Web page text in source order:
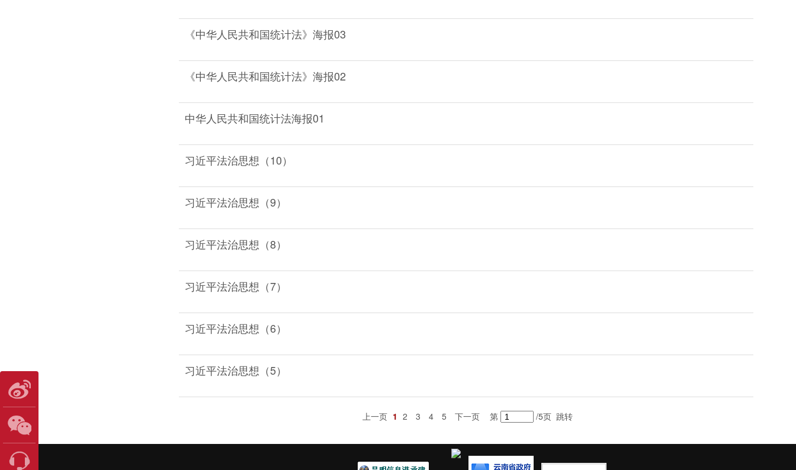
《中华人民共和国统计法》海报03
《中华人民共和国统计法》海报02
中华人民共和国统计法海报01
习近平法治思想（10）
习近平法治思想（9）
习近平法治思想（8）
习近平法治思想（7）
习近平法治思想（6）
习近平法治思想（5）
上一页 1 2 3 4 5 下一页 第 /5页 跳转